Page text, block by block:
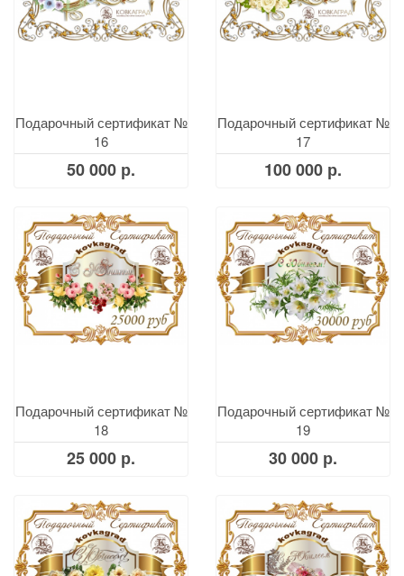
Подарочный сертификат №
16
50 000 р.
Подарочный сертификат №
17
100 000 р.
Подарочный сертификат №
18
25 000 р.
Подарочный сертификат №
19
30 000 р.